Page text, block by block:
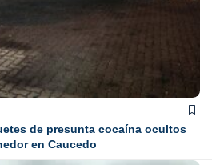
de presunta cocaína ocultos
en Caucedo